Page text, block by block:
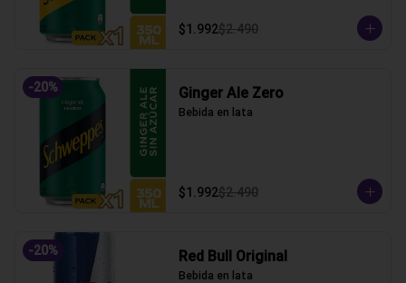
$1.992$2.490
-20% Ginger Ale Zero
Bebida en lata
$1.992$2.490
-20% Red Bull Original
Bebida en lata